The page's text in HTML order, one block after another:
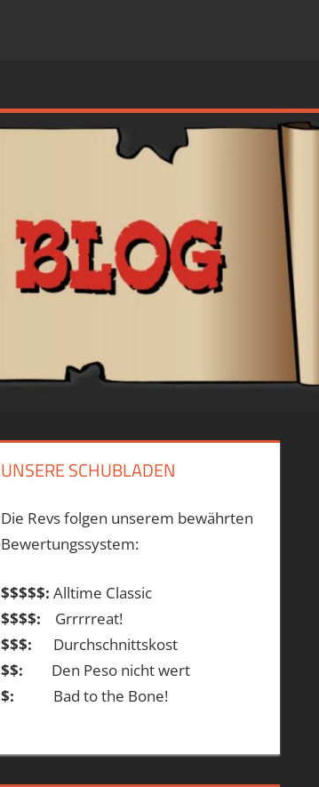
UNSERE SCHUBLADEN
Die Revs folgen unserem bewährten
Bewertungssystem:
$$$$$: Alltime Classic
$$$$: Grrrrreat!
$$$: Durchschnittskost
$$: Den Peso nicht wert
$: Bad to the Bone!